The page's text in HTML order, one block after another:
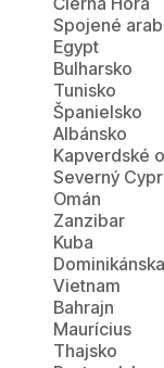
Spojené
Egypt
Bulharsko
Tunisko
Španielsko
Albánsko
Kapverdské
Severný
Omán
Zanzibar
Kuba
Vietnam
Bahrajn
Maurícius
Thajsko